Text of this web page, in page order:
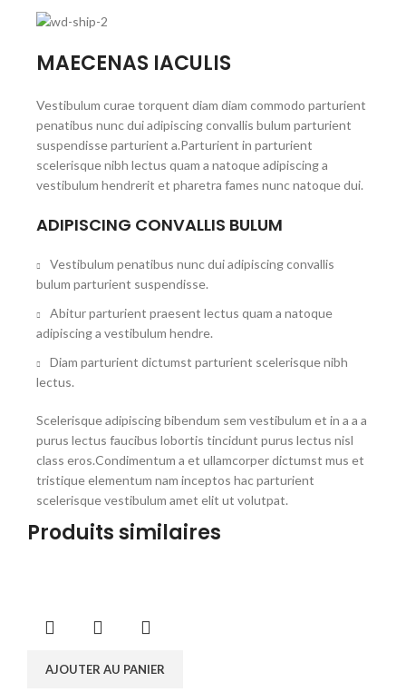
MAECENAS IACULIS
Vestibulum curae torquent diam diam commodo parturient
penatibus nunc dui adipiscing convallis bulum parturient
suspendisse parturient a.Parturient in parturient
scelerisque nibh lectus quam a natoque adipiscing a
vestibulum hendrerit et pharetra fames nunc natoque dui.
ADIPISCING CONVALLIS BULUM
Vestibulum penatibus nunc dui adipiscing convallis
bulum parturient suspendisse.
Abitur parturient praesent lectus quam a natoque
adipiscing a vestibulum hendre.
Diam parturient dictumst parturient scelerisque nibh
lectus.
Scelerisque adipiscing bibendum sem vestibulum et in a a a
purus lectus faucibus lobortis tincidunt purus lectus nisl
class eros.Condimentum a et ullamcorper dictumst mus et
tristique elementum nam inceptos hac parturient
scelerisque vestibulum amet elit ut volutpat.
Produits similaires
AJOUTER AU PANIER